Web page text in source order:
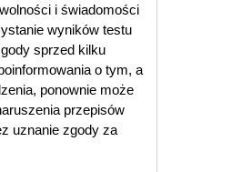
i świadomości
wyników testu
sprzed kilku
o tym, a
ponownie może
przepisów
uznanie zgody za